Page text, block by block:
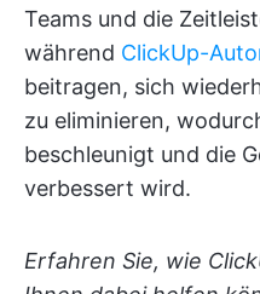
Teams und die
während ClickUp-
beitragen, sich
zu eliminieren,
beschleunigt und die
verbessert wird.
Erfahren Sie, wie